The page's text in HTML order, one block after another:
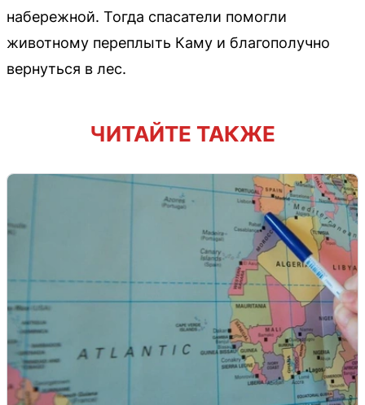
набережной. Тогда спасатели помогли
животному переплыть Каму и благополучно
вернуться в лес.
ЧИТАЙТЕ ТАКЖЕ